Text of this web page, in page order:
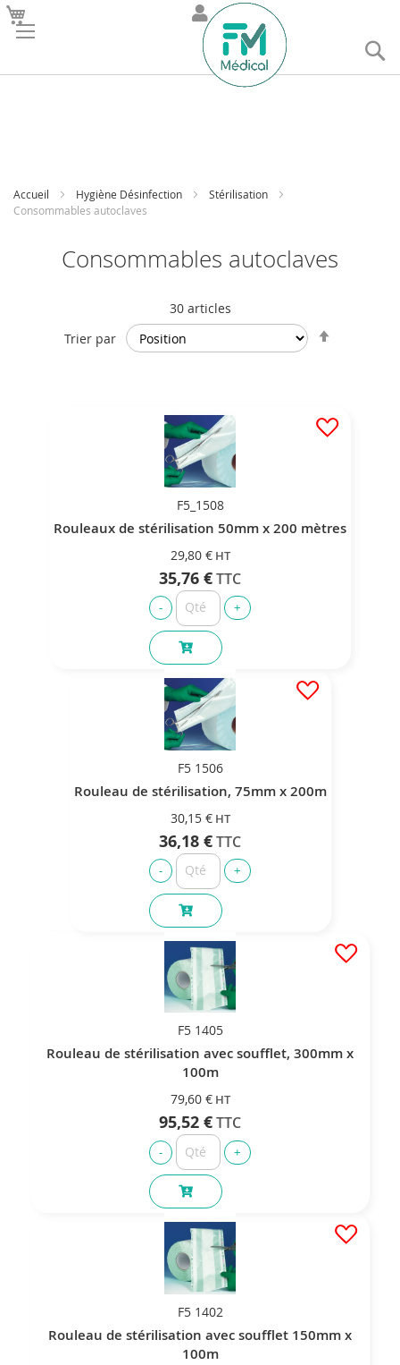
Accueil Hygiène Désinfection
Stérilisation
Consommables autoclaves
Consommables autoclaves
30articles
Trier par
F5_1508
Rouleaux de stérilisation 50mm x 200 mètres
29,80 €
35,76 €
F5 1506
Rouleau de stérilisation, 75mm x 200m
30,15 €
36,18 €
F5 1405
Rouleau de stérilisation avec soufflet, 300mm x
100m
79,60 €
95,52 €
F5 1402
Rouleau de stérilisation avec soufflet 150mm x
100m